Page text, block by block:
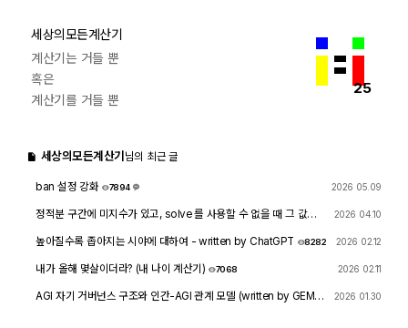
25
세상의모든계산기
계산기는 거들 뿐
혹은
계산기를 거들 뿐
세상의모든계산기 님의 최근 글
ban 설정 강화
7894
2026 05.09
정적분 구간에 미지수가 있고, solve 를 사용할 수 없을 때 그 값을
2026 04.10
높아질수록 좁아지는 시야에 대하여 - written by ChatGPT 8282 2026 02.12
내가 올해 몇살이더라? (내 나이 계산기) 7068 2026 02.11
AGI 자기 거버넌스 구조와 인간-AGI 관계 모델 (written by GEMIN
2026 01.30